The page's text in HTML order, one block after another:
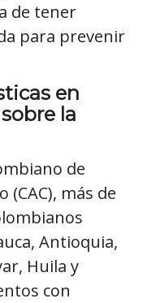
de tener
para prevenir
en
la
de
(CAC), más de
Antioquia,
Huila y
con